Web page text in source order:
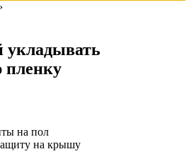
›
укладывать
пленку
на пол
на крышу